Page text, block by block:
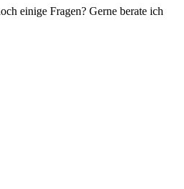
einige Fragen? Gerne berate ich